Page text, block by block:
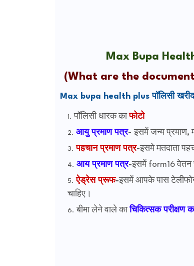
Max Bupa
(What are the
Max bupa health plus पॉलिसी
पॉलिसी धारक काफोटो
आयु प्रमाण पत्र-इसमें जन्म प्रमाण,
पहचान प्रमाण पत्र-इसमे मतदाता
आय प्रमाण पत्र-इसमें form16 वेतन
ऐड्रेस प्रूफ-इसमें आपके पास टेलीफोन
चाहिए।
बीमा लेने वाले काचिकित्सक परीक्षण